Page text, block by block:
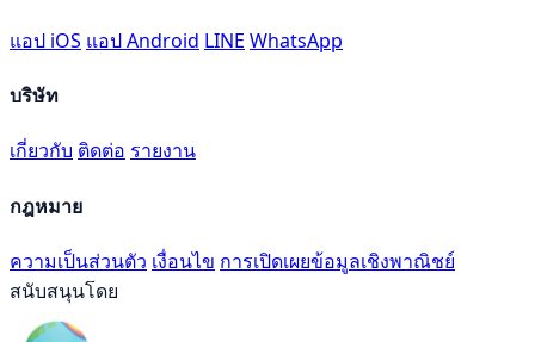
แอป iOS แอป Android LINE WhatsApp
บริษัท
เกี่ยวกับ ติดต่อ รายงาน
กฎหมาย
ความเป็นส่วนตัว เงื่อนไข การเปิดเผยข้อมูลเชิงพาณิชย์
สนับสนุนโดย